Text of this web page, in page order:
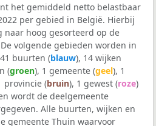
het gemiddeld netto belastbaar
per gebied in België. Hierbij
naar hoog gesorteerd op de
volgende gebieden worden in
buurten (blauw), 14 wijken
(groen), 1 gemeente (geel), 1
provincie (bruin), 1 gewest (roze)
wordt de deelgemeente
Alle buurten, wijken en
gemeente Thuin waarvoor